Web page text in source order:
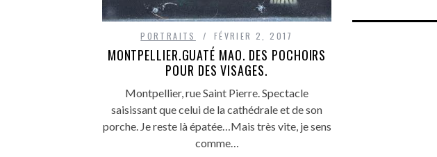
PORTRAITS FÉVRIER 2, 2017
MONTPELLIER.GUATÉ MAO. DES POCHOIRS
POUR DES VISAGES.
Montpellier, rue Saint Pierre. Spectacle
saisissant que celui de la cathédrale et de son
porche. Je reste là épatée…Mais très vite, je sens
comme…